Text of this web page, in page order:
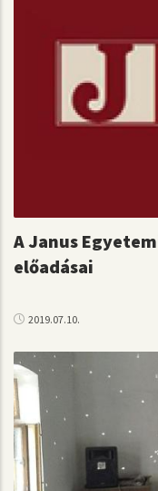
A Janus
előadásai
2019.07.10.